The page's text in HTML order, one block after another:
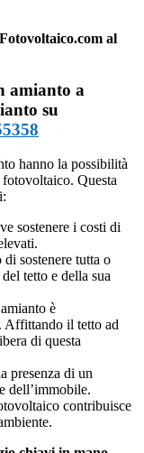
al
amianto a
su
hanno la possibilità
Questa
sostenere i costi di
sostenere tutta o
tetto e della sua
è
Affittando il tetto ad
di questa
presenza di un
dell’immobile.
contribuisce